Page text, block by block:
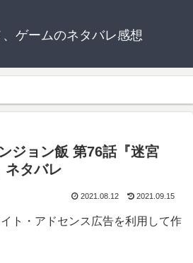
ゲームのネタバレ感想
ジョン飯 第76話『迷宮
ネタバレ
2021.08.12 2021.09.15
ト・アドセンス広告を利用して作